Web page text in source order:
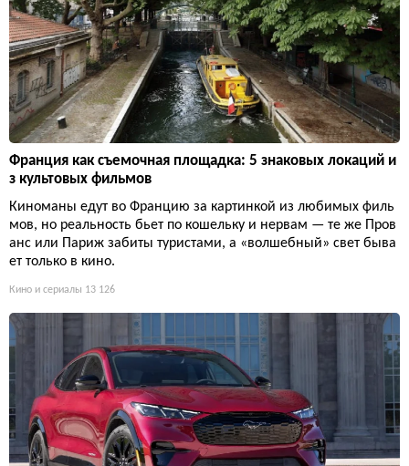
Франция как съемочная площадка: 5 знаковых локаций и
з культовых фильмов
Киноманы едут во Францию за картинкой из любимых филь
мов, но реальность бьет по кошельку и нервам — те же Пров
анс или Париж забиты туристами, а «волшебный» свет быва
ет только в кино.
Кино и сериалы 13 126